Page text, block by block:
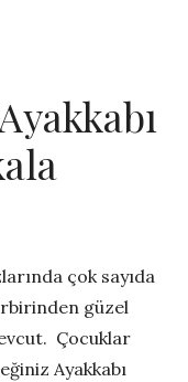
çok sayıda
güzel
Çocuklar
Ayakkabı